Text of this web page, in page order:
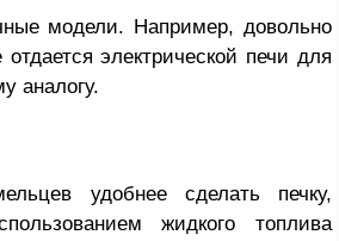
модели. Например, довольно
отдается электрической печи для
аналогу.
удобнее сделать печку,
жидкого топлива